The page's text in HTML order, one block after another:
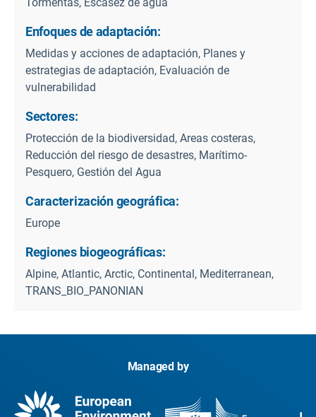
Tormentas, Escasez de agua
Enfoques de adaptación:
Medidas y acciones de adaptación, Planes y
estrategias de adaptación, Evaluación de
vulnerabilidad
Sectores:
Protección de la biodiversidad, Areas costeras,
Reducción del riesgo de desastres, Marítimo-
Pesquero, Gestión del Agua
Caracterización geográfica:
Europe
Regiones biogeográficas:
Alpine, Atlantic, Arctic, Continental, Mediterranean,
TRANS_BIO_PANONIAN
Managed by